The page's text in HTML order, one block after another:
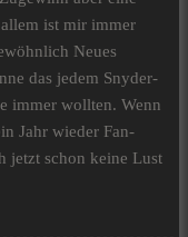
ist mir immer
Neues
das jedem Snyder-
immer wollten. Wenn
Jahr wieder Fan-
jetzt schon keine Lust